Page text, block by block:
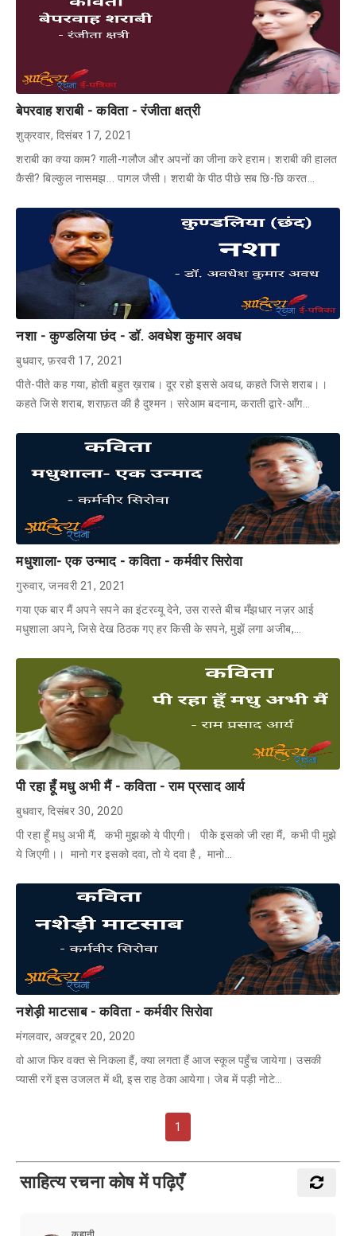
बेपरवाह शराबी - कविता - रंजीता क्षत्री
शुक्रवार, दिसंबर 17, 2021
शराबी का क्या काम? गाली-गलौज और अपनों का जीना करे हराम। शराबी की हालत
कैसी? बिल्कुल नासमझ... पागल जैसी। शराबी के पीठ पीछे सब छि-छि करत…
नशा - कुण्डलिया छंद - डॉ. अवधेश कुमार अवध
बुधवार, फ़रवरी 17, 2021
पीते-पीते कह गया, होती बहुत ख़राब। दूर रहो इससे अवध, कहते जिसे शराब।।
कहते जिसे शराब, शराफ़त की है दुश्मन। सरेआम बदनाम, कराती द्वारे-आँग…
मधुशाला- एक उन्माद - कविता - कर्मवीर सिरोवा
गुरुवार, जनवरी 21, 2021
गया एक बार मैं अपने सपने का इंटरव्यू देने, उस रास्ते बीच मँझधार नज़र आई
मधुशाला अपने, जिसे देख ठिठक गए हर किसी के सपने, मुझें लगा अजीब,…
पी रहा हूँ मधु अभी मैं - कविता - राम प्रसाद आर्य
बुधवार, दिसंबर 30, 2020
पी रहा हूँ मधु अभी मैं, कभी मुझको ये पीएगी। पीकेे इसको जी रहा मैं, कभी पी मुझे
ये जिएगी।। मानो गर इसको दवा, तो ये दवा है , मानो…
नशेड़ी माटसाब - कविता - कर्मवीर सिरोवा
मंगलवार, अक्टूबर 20, 2020
वो आज फिर वक्त से निकला हैं, क्या लगता हैं आज स्कूल पहुँच जायेगा। उसकी
प्यासी रगें इस उजलत में थी, इस राह ठेका आयेगा। जेब में पड़ी नोटे…
1
साहित्य रचना कोष में पढ़िएँ